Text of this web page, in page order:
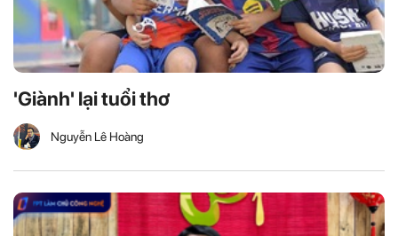
'Giành' lại tuổi thơ
Nguyễn Lê Hoàng